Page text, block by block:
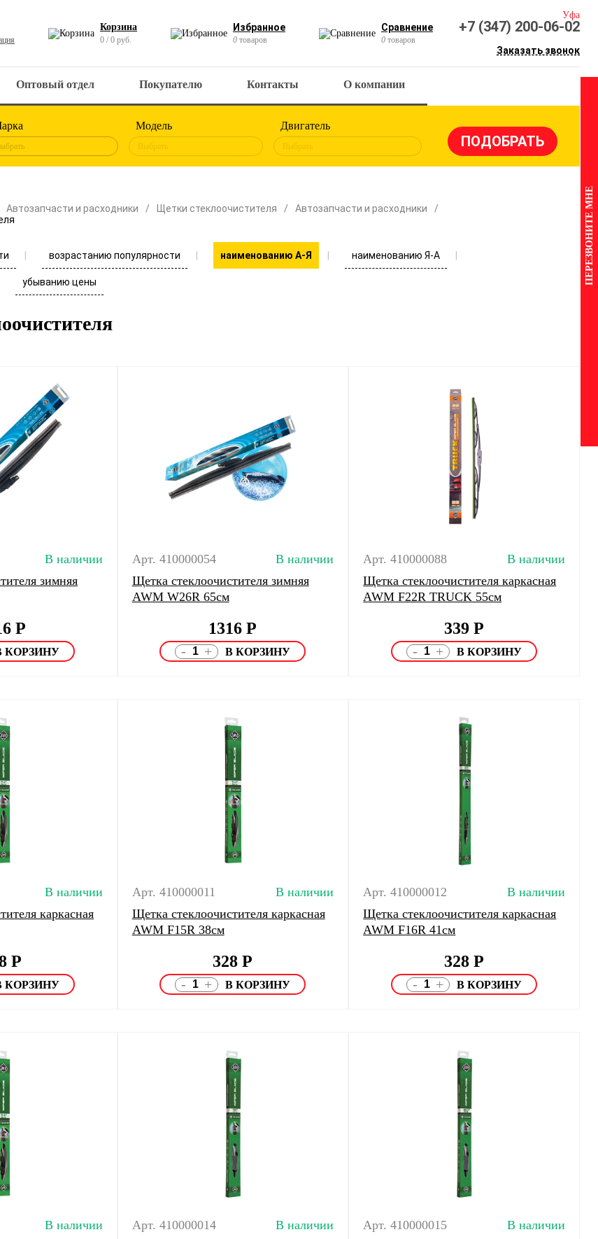
Корзина
0 / 0 руб.
Избранное
0 товаров
Сравнение
0 товаров
Уфа
+7 (347) 200-06-02
Заказать звонок
Оптовый отдел Покупателю Контакты О компании
Модель
Выбрать
Двигатель
Выбрать
Автозапчасти и расходники Щетки стеклоочистителя
Автозапчасти и расходники
возрастанию популярности наименованию А-Я наименованию Я-А
убыванию цены
В наличии
зимняя
Р
Арт. 410000054
В наличии
Щетка стеклоочистителя зимняя
AWM W26R 65см
1316Р
- +
Арт. 410000088
В наличии
Щетка стеклоочистителя каркасная
AWM F22R TRUCK 55см
339Р
- +
В наличии
каркасная
Р
Арт. 410000011
В наличии
Щетка стеклоочистителя каркасная
AWM F15R 38см
328Р
- +
Арт. 410000012
В наличии
Щетка стеклоочистителя каркасная
AWM F16R 41см
328Р
- +
В наличии
Арт. 410000014
В наличии
Арт. 410000015
В наличии
ПЕРЕЗВОНИТЕ МНЕ